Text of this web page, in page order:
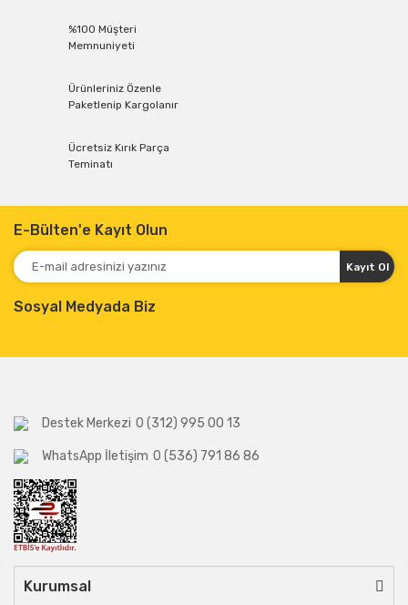
%100 Müşteri
Memnuniyeti
Ürünleriniz Özenle
Paketlenip Kargolanır
Ücretsiz Kırık Parça
Teminatı
E-Bülten'e Kayıt Olun
Kayıt Ol
Sosyal Medyada Biz
Destek Merkezi 0 (312) 995 00 13
WhatsApp İletişim 0 (536) 791 86 86
Kurumsal